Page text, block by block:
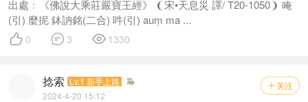
出處﹕《佛說大乘莊嚴寶王經》 ❨宋•天息災 譯/ T20-1050❩ 唵
(引) 麼抳 鉢訥銘(二合) 吽(引) auṃ ma ...
 0  3  1330
 关注
捻索 Lv.1 新手上路
2024-4-20 15:12